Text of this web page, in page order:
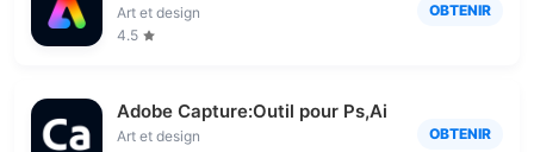
Art et design
4.5
OBTENIR
Adobe Capture:Outil pour Ps,Ai
Art et design
OBTENIR